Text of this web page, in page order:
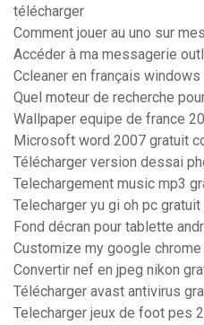
télécharger
Comment jouer au uno sur
Accéder à ma messagerie
Ccleaner en français windows
Quel moteur de recherche
Wallpaper equipe de france
Microsoft word 2007 gratuit
Télécharger version dessai
Telechargement music mp3
Telecharger yu gi oh pc
Fond décran pour tablette
Customize my google chrome
Convertir nef en jpeg nikon
Télécharger avast antivirus
Telecharger jeux de foot pes